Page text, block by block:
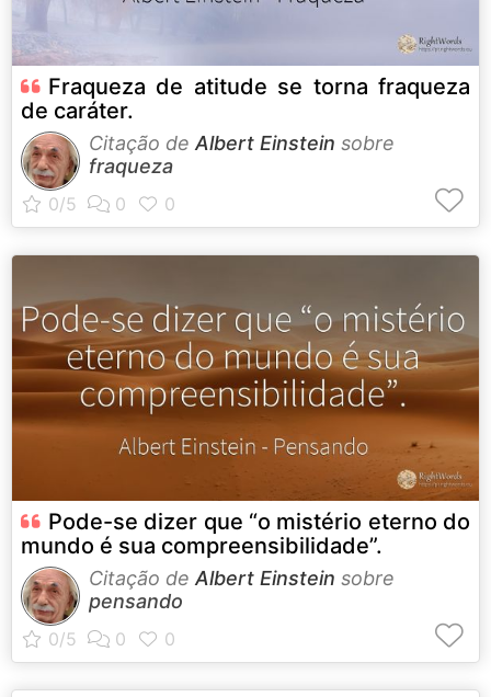
Fraqueza de atitude se torna fraqueza
de caráter.
Citação de Albert Einstein sobre
fraqueza
Pode-se dizer que “o mistério eterno do
mundo é sua compreensibilidade”.
Citação de Albert Einstein sobre
pensando